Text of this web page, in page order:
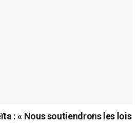
: « Nous soutiendrons les lois